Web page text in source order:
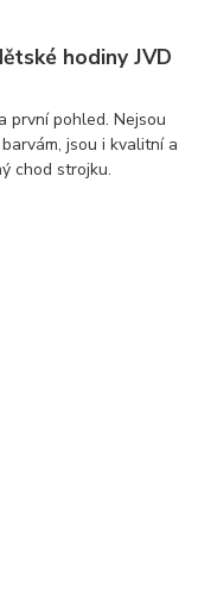
hodiny JVD
první pohled. Nejsou
jsou i kvalitní a
chod strojku.